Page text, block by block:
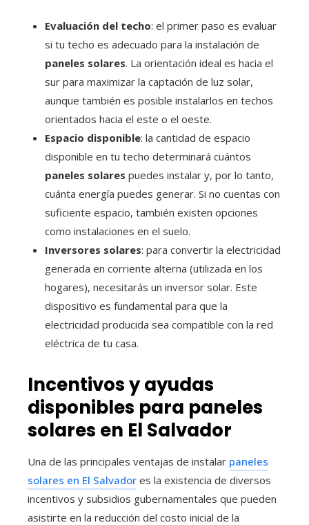
Evaluación del techo: el primer paso es evaluar
si tu techo es adecuado para la instalación de
paneles solares. La orientación ideal es hacia el
sur para maximizar la captación de luz solar,
aunque también es posible instalarlos en techos
orientados hacia el este o el oeste.
Espacio disponible: la cantidad de espacio
disponible en tu techo determinará cuántos
paneles solares puedes instalar y, por lo tanto,
cuánta energía puedes generar. Si no cuentas con
suficiente espacio, también existen opciones
como instalaciones en el suelo.
Inversores solares: para convertir la electricidad
generada en corriente alterna (utilizada en los
hogares), necesitarás un inversor solar. Este
dispositivo es fundamental para que la
electricidad producida sea compatible con la red
eléctrica de tu casa.
Incentivos y ayudas
disponibles para paneles
solares en El Salvador
Una de las principales ventajas de instalar paneles
solares en El Salvador es la existencia de diversos
incentivos y subsidios gubernamentales que pueden
asistirte en la reducción del costo inicial de la